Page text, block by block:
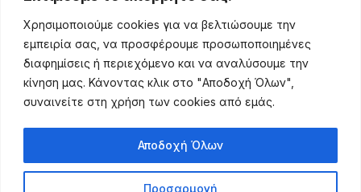
Χρησιμοποιούμε cookies για να βελτιώσουμε την
εμπειρία σας, να προσφέρουμε προσωποποιημένες
διαφημίσεις ή περιεχόμενο και να αναλύσουμε την
κίνηση μας. Κάνοντας κλικ στο "Αποδοχή Όλων",
συναινείτε στη χρήση των cookies από εμάς.
Προσαρμογή
Αποδοχή Όλων
Ρόδου 133, Αθήνα 10443
(+30) 211 725 5427
sales@lightingexpert.gr
Χρήσιμες Σελίδες
Προϊόντα